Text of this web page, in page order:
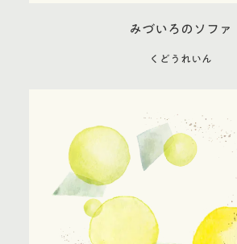
みづいろのソファ
くどうれいん